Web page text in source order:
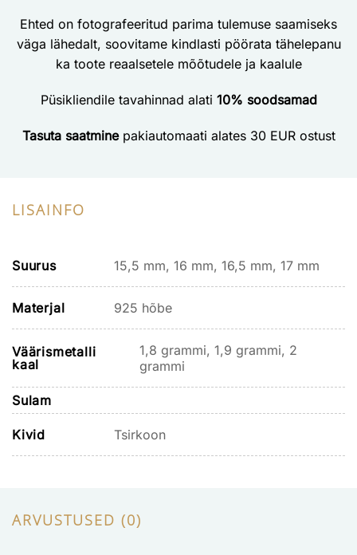
Ehted on fotografeeritud parima tulemuse saamiseks
väga lähedalt, soovitame kindlasti pöörata tähelepanu
ka toote reaalsetele mõõtudele ja kaalule
Püsikliendile tavahinnad alati 10% soodsamad
Tasuta saatminepakiautomaati alates 30 EUR ostust
LISAINFO
Suurus 15,5 mm, 16 mm, 16,5 mm, 17 mm
Materjal 925 hõbe
Väärismetalli
kaal
1,8 grammi, 1,9 grammi, 2
grammi
Sulam
Kivid Tsirkoon
ARVUSTUSED (0)